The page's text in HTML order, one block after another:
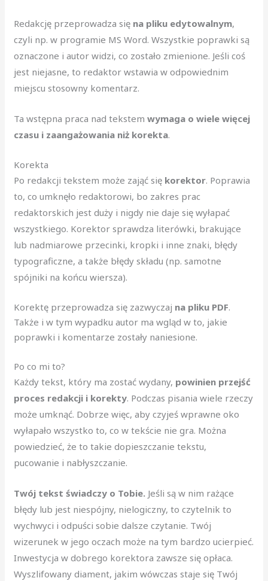
Redakcję przeprowadza się na pliku edytowalnym,
czyli np. w programie MS Word. Wszystkie poprawki są
oznaczone i autor widzi, co zostało zmienione. Jeśli coś
jest niejasne, to redaktor wstawia w odpowiednim
miejscu stosowny komentarz.
Ta wstępna praca nad tekstemwymaga o wiele więcej
czasu i zaangażowania niż korekta.
Korekta
Po redakcji tekstem może zająć się korektor. Poprawia
to, co umknęło redaktorowi, bo zakres prac
redaktorskich jest duży i nigdy nie daje się wyłapać
wszystkiego. Korektor sprawdza literówki, brakujące
lub nadmiarowe przecinki, kropki i inne znaki, błędy
typograficzne, a także błędy składu (np. samotne
spójniki na końcu wiersza).
Korektę przeprowadza się zazwyczaj na pliku PDF.
Także i w tym wypadku autor ma wgląd w to, jakie
poprawki i komentarze zostały naniesione.
Po co mi to?
Każdy tekst, który ma zostać wydany, powinien przejść
proces redakcji i korekty. Podczas pisania wiele rzeczy
może umknąć. Dobrze więc, aby czyjeś wprawne oko
wyłapało wszystko to, co w tekście nie gra. Można
powiedzieć, że to takie dopieszczanie tekstu,
pucowanie i nabłyszczanie.
Twój tekst świadczy o Tobie. Jeśli są w nim rażące
błędy lub jest niespójny, nielogiczny, to czytelnik to
wychwyci i odpuści sobie dalsze czytanie. Twój
wizerunek w jego oczach może na tym bardzo ucierpieć.
Inwestycja w dobrego korektora zawsze się opłaca.
Wyszlifowany diament, jakim wówczas staje się Twój